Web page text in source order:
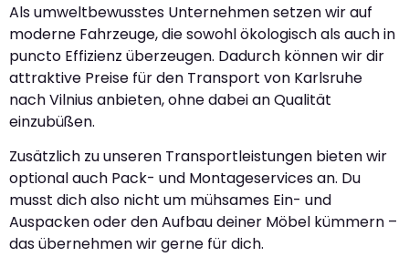
Als umweltbewusstes Unternehmen setzen wir auf
moderne Fahrzeuge, die sowohl ökologisch als auch in
puncto Effizienz überzeugen. Dadurch können wir dir
attraktive Preise für den Transport von Karlsruhe
nach Vilnius anbieten, ohne dabei an Qualität
einzubüßen.
Zusätzlich zu unseren Transportleistungen bieten wir
optional auch Pack- und Montageservices an. Du
musst dich also nicht um mühsames Ein- und
Auspacken oder den Aufbau deiner Möbel kümmern –
das übernehmen wir gerne für dich.